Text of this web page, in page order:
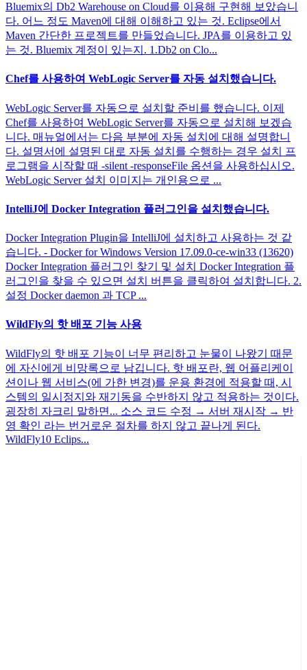
Bluemix의 Db2 Warehouse on Cloud를 이용해 구현해 보았습니
다. 어느 정도 Maven에 대해 이해하고 있는 것. Eclipse에서
Maven 간단한 프로젝트를 만들었습니다. JPA를 이용하고 있
는 것. Bluemix 계정이 있는지. 1.Db2 on Clo...
Chef를 사용하여 WebLogic Server를 자동 설치했습니다.
WebLogic Server를 자동으로 설치할 준비를 했습니다. 이제
Chef를 사용하여 WebLogic Server를 자동으로 설치해 보겠습
니다. 매뉴얼에서는 다음 부분에 자동 설치에 대해 설명합니
다. 설명서에 설명된 대로 자동 설치를 수행하는 경우 설치 프
로그램을 시작할 때 -silent -responseFile 옵션을 사용하십시오.
WebLogic Server 설치 이미지는 개인용으로 ...
IntelliJ에 Docker Integration 플러그인을 설치했습니다.
Docker Integration Plugin을 IntelliJ에 설치하고 사용하는 것 같
습니다. - Docker for Windows Version 17.09.0-ce-win33 (13620)
Docker Integration 플러그인 찾기 및 설치 Docker Integration 플
러그인을 찾을 수 있으면 설치 버튼을 클릭하여 설치합니다. 2.
설정 Docker daemon 과 TCP ...
WildFly의 핫 배포 기능 사용
WildFly의 핫 배포 기능이 너무 편리하고 눈물이 나왔기 때문
에 자신에게 비망록으로 남깁니다. 핫 배포란, 웹 어플리케이
션이나 웹 서비스(에 가한 변경)를 운용 환경에 적용할 때, 시
스템의 일시정지와 재기동을 수반하지 않고 적용하는 것이다.
굉장히 자크리 말하면... 소스 코드 수정 → 서버 재시작 → 반
영 확인 라는 번거로운 절차를 하지 않고 끝나게 된다.
WildFly10 Eclips...